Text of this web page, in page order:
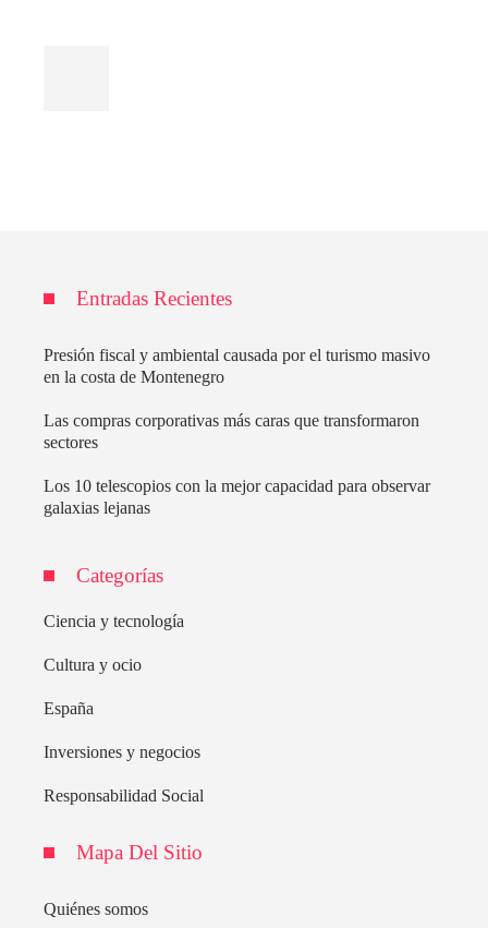
Entradas Recientes
Presión fiscal y ambiental causada por el turismo masivo
en la costa de Montenegro
Las compras corporativas más caras que transformaron
sectores
Los 10 telescopios con la mejor capacidad para observar
galaxias lejanas
Categorías
Ciencia y tecnología
Cultura y ocio
España
Inversiones y negocios
Responsabilidad Social
Mapa Del Sitio
Quiénes somos